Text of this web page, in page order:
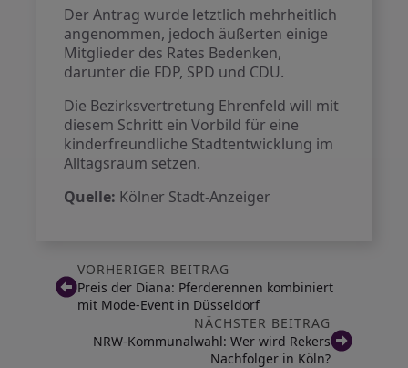
Der Antrag wurde letztlich mehrheitlich
angenommen, jedoch äußerten einige
Mitglieder des Rates Bedenken,
darunter die FDP, SPD und CDU.
Die Bezirksvertretung Ehrenfeld will mit
diesem Schritt ein Vorbild für eine
kinderfreundliche Stadtentwicklung im
Alltagsraum setzen.
Quelle: Kölner Stadt-Anzeiger
VORHERIGER BEITRAG
Preis der Diana: Pferderennen kombiniert
mit Mode-Event in Düsseldorf
NÄCHSTER BEITRAG
NRW-Kommunalwahl: Wer wird Rekers
Nachfolger in Köln?